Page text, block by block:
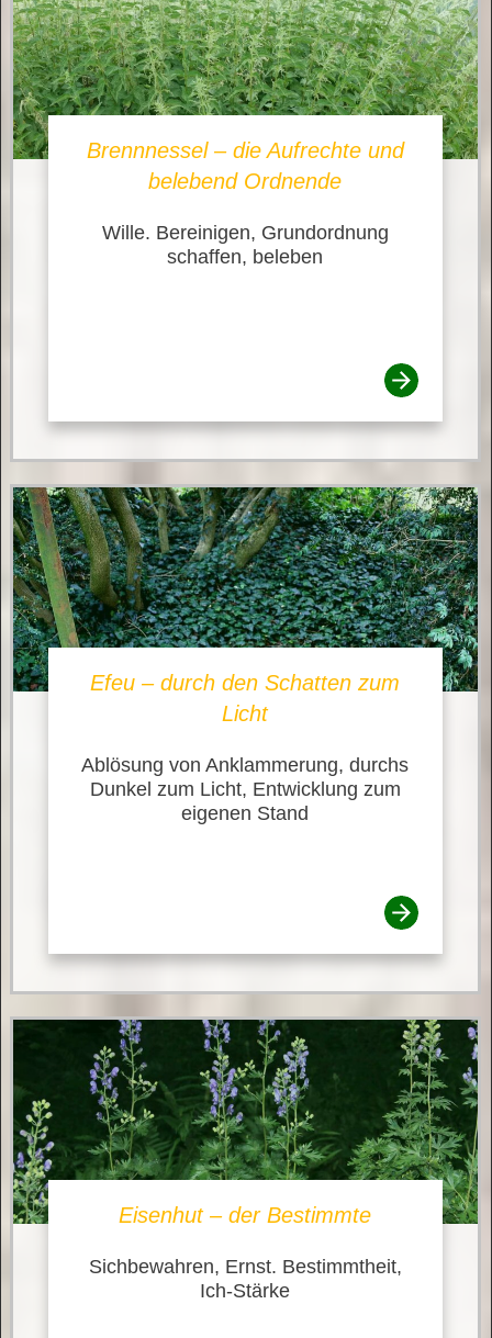
Brennnessel – die Aufrechte und
belebend Ordnende
Wille. Bereinigen, Grundordnung
schaffen, beleben
Efeu – durch den Schatten zum
Licht
Ablösung von Anklammerung, durchs
Dunkel zum Licht, Entwicklung zum
eigenen Stand
Eisenhut – der Bestimmte
Sichbewahren, Ernst. Bestimmtheit,
Ich-Stärke